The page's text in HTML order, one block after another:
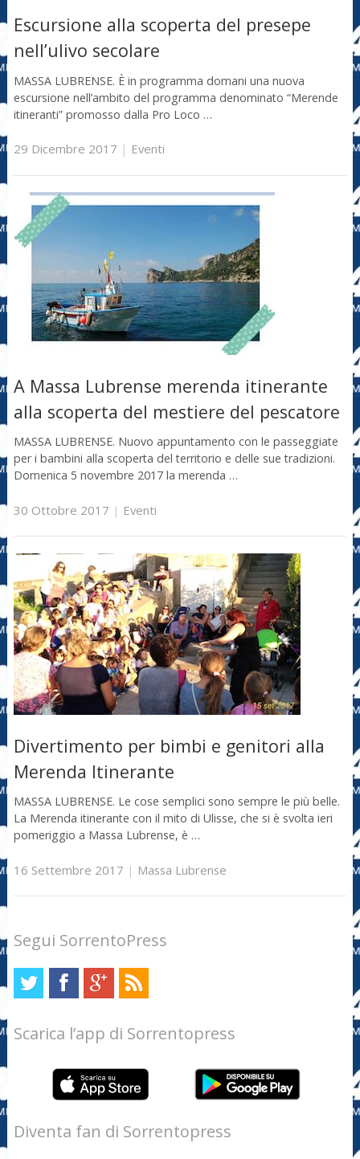
Escursione alla scoperta del presepe
nell’ulivo secolare
MASSA LUBRENSE. È in programma domani una nuova
escursione nell’ambito del programma denominato “Merende
itineranti” promosso dalla Pro Loco …
29 Dicembre 2017 | Eventi
A Massa Lubrense merenda itinerante
alla scoperta del mestiere del pescatore
MASSA LUBRENSE. Nuovo appuntamento con le passeggiate
per i bambini alla scoperta del territorio e delle sue tradizioni.
Domenica 5 novembre 2017 la merenda …
30 Ottobre 2017 | Eventi
Divertimento per bimbi e genitori alla
Merenda Itinerante
MASSA LUBRENSE. Le cose semplici sono sempre le più belle.
La Merenda itinerante con il mito di Ulisse, che si è svolta ieri
pomeriggio a Massa Lubrense, è …
16 Settembre 2017 | Massa Lubrense
Segui SorrentoPress
Scarica l’app di Sorrentopress
Diventa fan di Sorrentopress